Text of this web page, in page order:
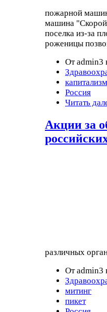
пожарной
машина
поселка из-за
роженицы
От admin3
капитализм
Россия
Читать
Акции за
различных
От admin3
митинг
пикет